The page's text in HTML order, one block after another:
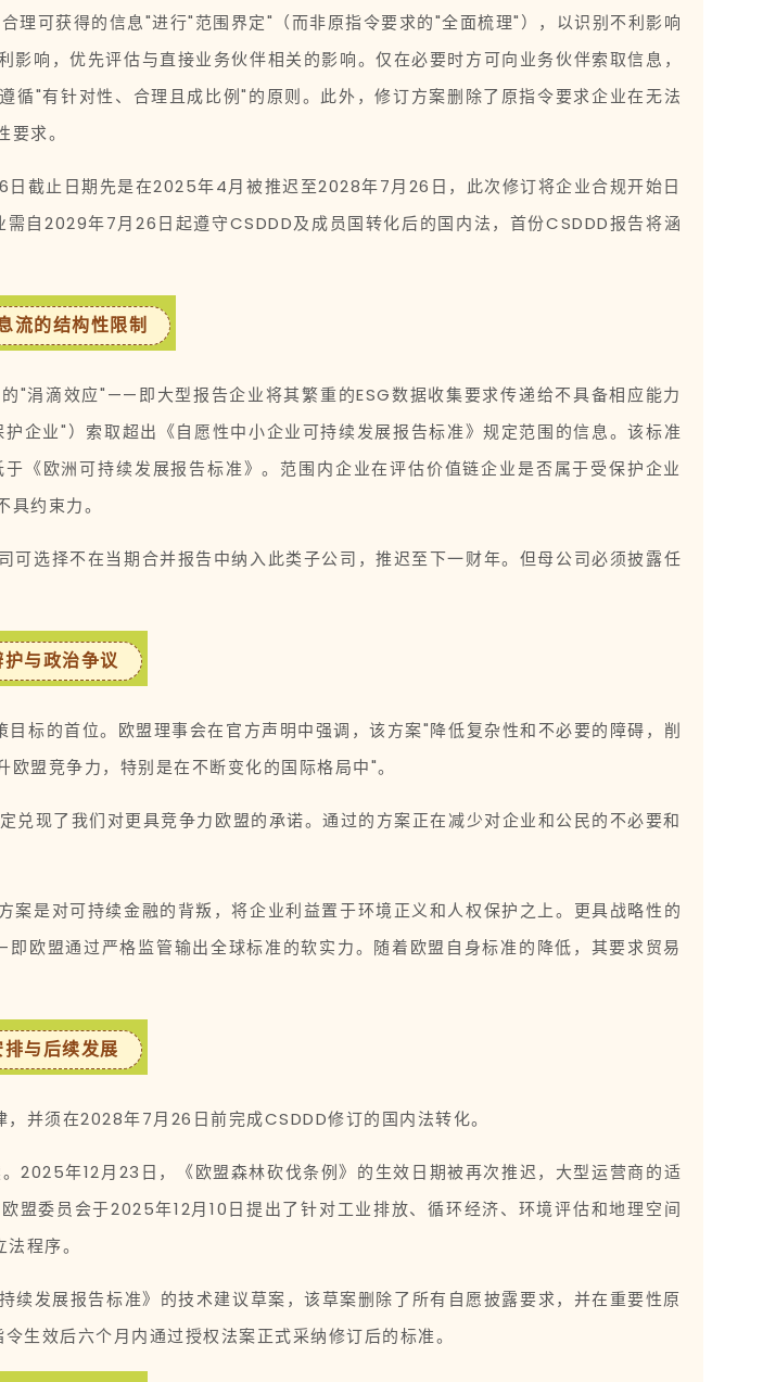
理可获得的信息"进行"范围界定"（而非原指令要求的"全面梳理"），以识别不利影响
响，优先评估与直接业务伙伴相关的影响。仅在必要时方可向业务伙伴索取信息，
"有针对性、合理且成比例"的原则。此外，修订方案删除了原指令要求企业在无法
求。
截止日期先是在2025年4月被推迟至2028年7月26日，此次修订将企业合规开始日
自2029年7月26日起遵守CSDDD及成员国转化后的国内法，首份CSDDD报告将涵
流的结构性限制
"涓滴效应"——即大型报告企业将其繁重的ESG数据收集要求传递给不具备相应能力
企业"）索取超出《自愿性中小企业可持续发展报告标准》规定范围的信息。该标准
《欧洲可持续发展报告标准》。范围内企业在评估价值链企业是否属于受保护企业
约束力。
选择不在当期合并报告中纳入此类子公司，推迟至下一财年。但母公司必须披露任
护与政治争议
标的首位。欧盟理事会在官方声明中强调，该方案"降低复杂性和不必要的障碍，削
盟竞争力，特别是在不断变化的国际格局中"。
现了我们对更具竞争力欧盟的承诺。通过的方案正在减少对企业和公民的不必要和
是对可持续金融的背叛，将企业利益置于环境正义和人权保护之上。更具战略性的
欧盟通过严格监管输出全球标准的软实力。随着欧盟自身标准的降低，其要求贸易
与后续发展
并须在2028年7月26日前完成CSDDD修订的国内法转化。
年12月23日，《欧盟森林砍伐条例》的生效日期被再次推迟，大型运营商的适
委员会于2025年12月10日提出了针对工业排放、循环经济、环境评估和地理空间
程序。
发展报告标准》的技术建议草案，该草案删除了所有自愿披露要求，并在重要性原
效后六个月内通过授权法案正式采纳修订后的标准。